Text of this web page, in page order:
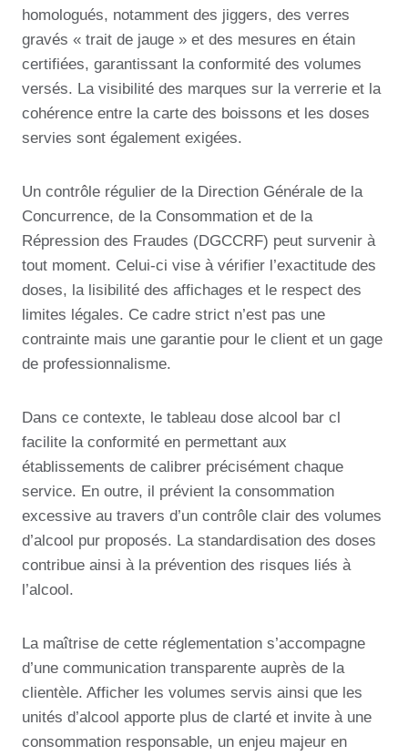
homologués, notamment des jiggers, des verres
gravés « trait de jauge » et des mesures en étain
certifiées, garantissant la conformité des volumes
versés. La visibilité des marques sur la verrerie et la
cohérence entre la carte des boissons et les doses
servies sont également exigées.
Un contrôle régulier de la Direction Générale de la
Concurrence, de la Consommation et de la
Répression des Fraudes (DGCCRF) peut survenir à
tout moment. Celui-ci vise à vérifier l’exactitude des
doses, la lisibilité des affichages et le respect des
limites légales. Ce cadre strict n’est pas une
contrainte mais une garantie pour le client et un gage
de professionnalisme.
Dans ce contexte, le tableau dose alcool bar cl
facilite la conformité en permettant aux
établissements de calibrer précisément chaque
service. En outre, il prévient la consommation
excessive au travers d’un contrôle clair des volumes
d’alcool pur proposés. La standardisation des doses
contribue ainsi à la prévention des risques liés à
l’alcool.
La maîtrise de cette réglementation s’accompagne
d’une communication transparente auprès de la
clientèle. Afficher les volumes servis ainsi que les
unités d’alcool apporte plus de clarté et invite à une
consommation responsable, un enjeu majeur en